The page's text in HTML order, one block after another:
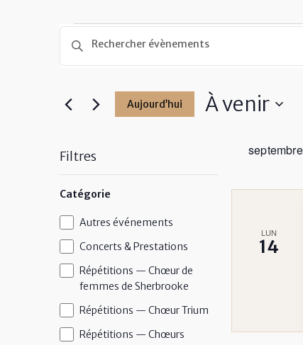
Recherche
navigation
vues
Saisir
mot-
Évènements
clé.
Aujourd’hui À venir
Filtres
modification
de
l'une
des
entrées
formulaire
entraînera
Catégorie
Catégorie
Autres événements
Concerts & Prestations
Répétitions — Chœur de
femmes de Sherbrooke
Répétitions — Chœur Trium
Répétitions — Chœurs
LUN
14